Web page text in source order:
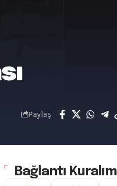
Paylaş
Bağlantı Kuralım